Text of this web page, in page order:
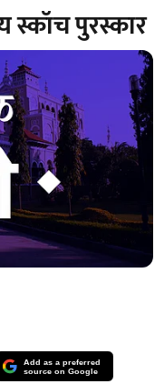
स्कॉच पुरस्कार
Add as a preferred
source on Google